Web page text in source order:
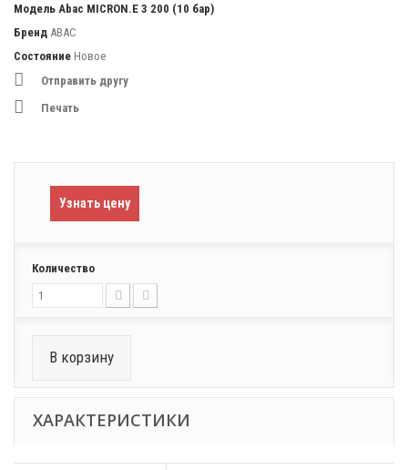
Модель Abac MICRON.E 3 200 (10 бар)
Бренд ABAC
Состояние Новое
Отправить другу
Печать
Узнать цену
Количество
В корзину
ХАРАКТЕРИСТИКИ